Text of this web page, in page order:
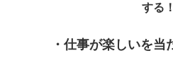
する！
・仕事が楽しいを当